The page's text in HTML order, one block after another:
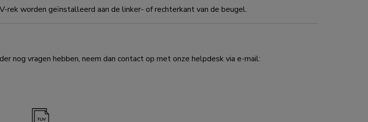
rek worden geïnstalleerd aan de linker- of rechterkant van de beugel.
nog vragen hebben, neem dan contact op met onze helpdesk via e-mail: